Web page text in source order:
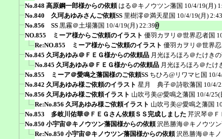
No.848 高原鋼一郎様からの依頼 はる＠キノウツン藩国 10/4/19(月)
No.840 久珂あゆみさんご依頼SS 里樹澪＠満天星国 10/4/19(月) 2:43
No.856 SS 黒霧＠土場藩国 10/4/19(月) 22:39
NO.855 ミーア様からご依頼のイラスト 優羽カヲリ＠世界忍者国
Re:NO.855 ミーア様からご依頼のイラスト 優羽カヲリ＠世界
No.845 久珂あゆみ＠ＦＥＧ様からの依頼品 月光ほろほろ＠たけき
No.845 久珂あゆみ＠ＦＥＧ様からの依頼品 月光ほろほろ＠たけ
No.855 ミーア＠愛鳴之藩国様のご依頼SS ちひろ@リワマヒ国 10/
No.842 久珂あゆみ様ご依頼のイラスト 星月 典子＠詩歌藩国 10/4/
No.856 久珂あゆみ様ご依頼イラスト 山吹弓美@愛鳴之藩国 10/4/25(
Re:No.856 久珂あゆみ様ご依頼イラスト 山吹弓美@愛鳴之藩国
No.853 多岐川佑華＠ＦＥＧさん依頼ＳＳ完成しました 芹沢琴＠Ｆ
No.850 小宇宙＠キノウツン藩国様からの依頼 沢邑勝海＠キノウツ
Re:No.850 小宇宙＠キノウツン藩国様からの依頼 沢邑勝海＠キ